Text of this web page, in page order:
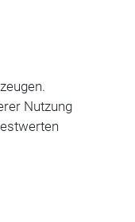
Nutzung